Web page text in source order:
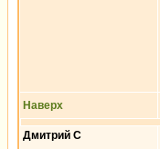
Наверх
Дмитрий С